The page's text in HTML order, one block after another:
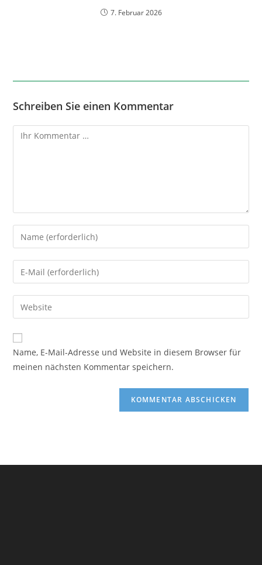
7. Februar 2026
Schreiben Sie einen Kommentar
Kommentar
Geben
Sie
Ihren
Namen
Benutzernamen
zum
Kommentieren
ein
Geben
Sie
Ihre
Adresse
zum
Kommentieren
Geben
Sie
Ihre
Website-
Name, E-Mail-Adresse und Website in diesem Browser für
meinen nächsten Kommentar speichern.